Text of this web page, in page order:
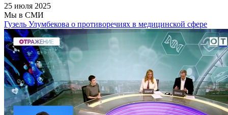
25 июля 2025
Мы в СМИ
Гузель Улумбекова о противоречиях в медицинской сфере